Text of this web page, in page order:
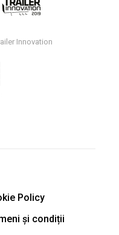
Innovation
Policy
și condiții